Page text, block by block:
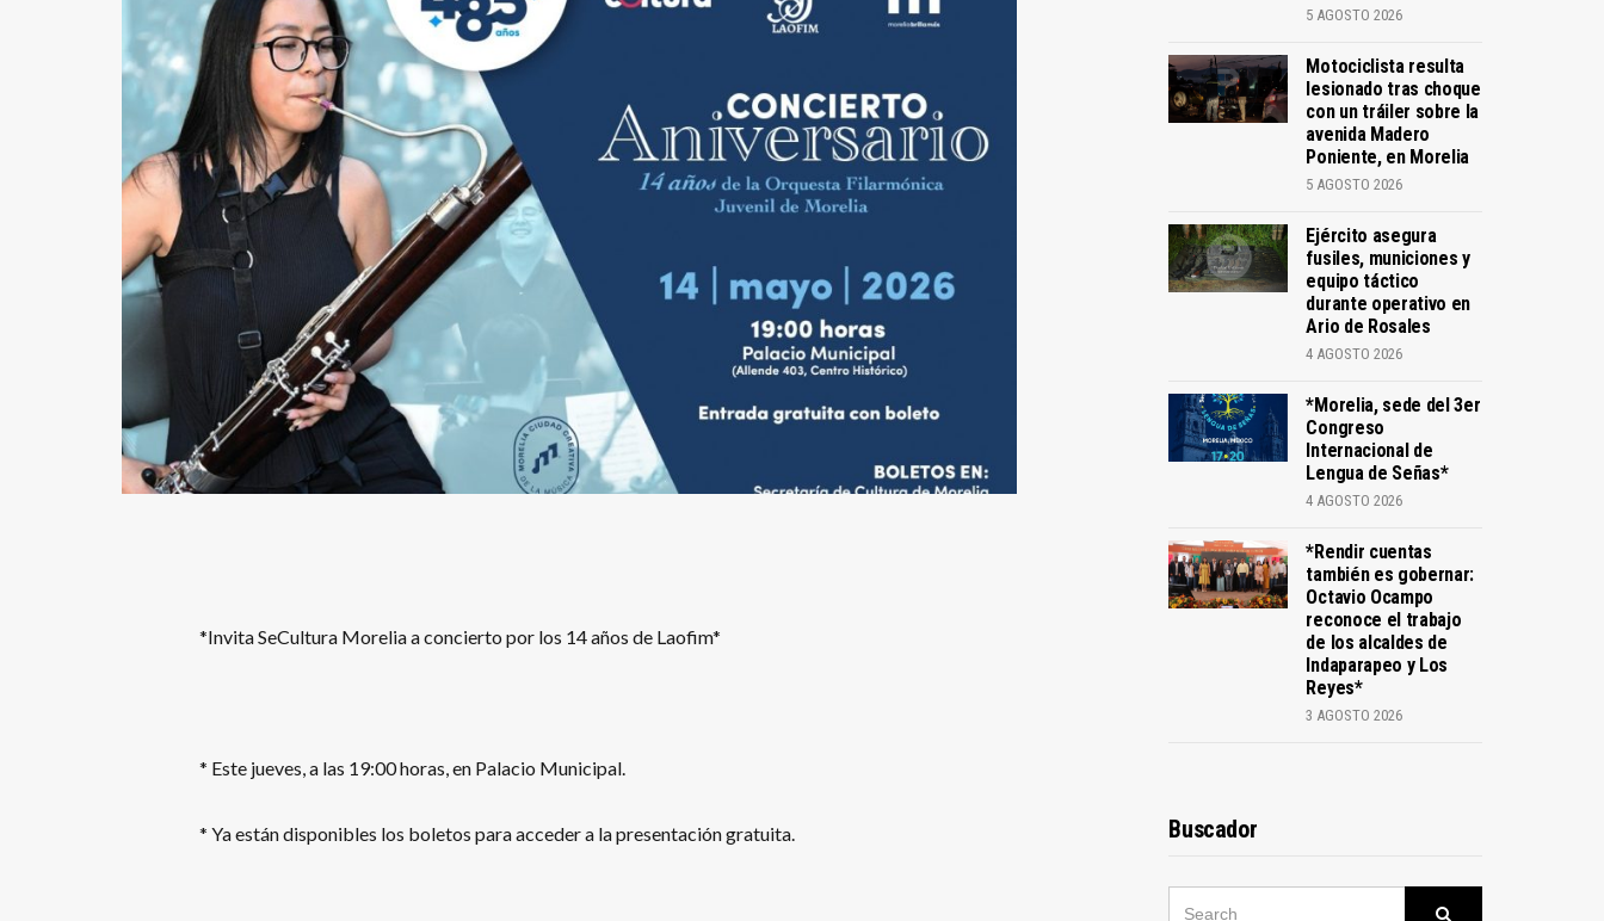
*Invita SeCultura Morelia a concierto por los 14 años de Laofim*
* Este jueves, a las 19:00 horas, en Palacio Municipal.
* Ya están disponibles los boletos para acceder a la presentación gratuita.
5 AGOSTO 2026
Motociclista resulta
lesionado tras choque
con un tráiler sobre la
avenida Madero
Poniente, en Morelia
5 AGOSTO 2026
Ejército asegura
fusiles, municiones y
equipo táctico
durante operativo en
Ario de Rosales
4 AGOSTO 2026
*Morelia, sede del 3er
Congreso
Internacional de
Lengua de Señas*
4 AGOSTO 2026
*Rendir cuentas
también es gobernar:
Octavio Ocampo
reconoce el trabajo
de los alcaldes de
Indaparapeo y Los
Reyes*
3 AGOSTO 2026
Buscador